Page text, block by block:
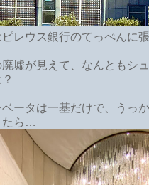
レウス銀行のてっぺんに
墟が見えて、なんともシ
ータは一基だけで、うっ
たら…